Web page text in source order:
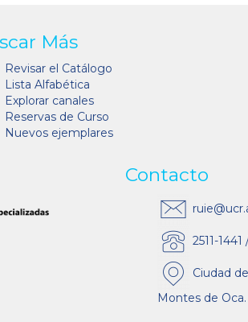
Más
Revisar el Catálogo
Lista Alfabética
Explorar canales
Reservas de Curso
Nuevos ejemplares
Contacto
2511-
Ciudad
Montes de Oca.